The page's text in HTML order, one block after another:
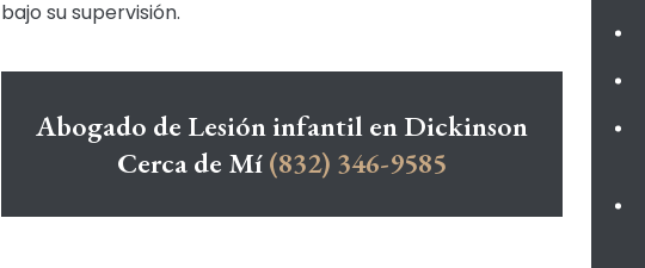
bajo su supervisión.
Abogado de Lesión infantil en Dickinson
Cerca de Mí(832) 346-9585